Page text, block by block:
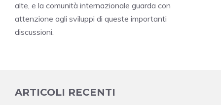
alte, e la comunità internazionale guarda con
attenzione agli sviluppi di queste importanti
discussioni.
ARTICOLI RECENTI